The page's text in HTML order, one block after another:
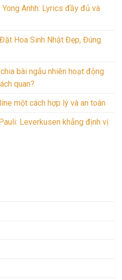
Anhh: Lyrics đầy đủ và
Hoa Sinh Nhật Đẹp, Đúng
bài ngẫu nhiên hoạt động
quan?
một cách hợp lý và an toàn
Leverkusen khẳng định vị